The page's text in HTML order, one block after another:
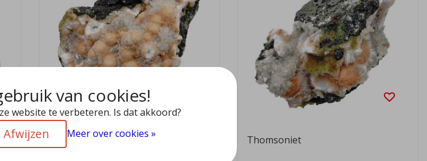
Thomsoniet Thomsoniet
van cookies!
website te verbeteren. Is dat akkoord?
Afwijzen Meer over cookies »